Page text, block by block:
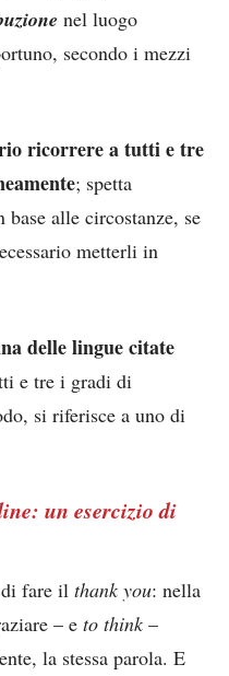
nel luogo
secondo i mezzi
ricorrere a tutti e tre
; spetta
alle circostanze, se
metterli in
delle lingue citate
e tre i gradi di
si riferisce a uno di
un esercizio di
fare il thank you: nella
– e to think –
la stessa parola. E